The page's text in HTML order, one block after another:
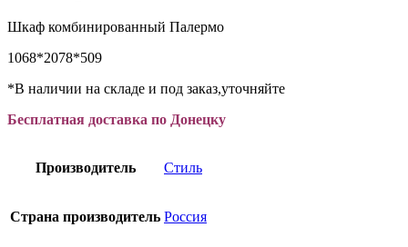
Шкаф комбинированный Палермо
1068*2078*509
*В наличии на складе и под заказ,уточняйте
Бесплатная доставка по Донецку
Производитель Стиль
Страна производитель Россия